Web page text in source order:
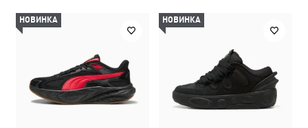
НОВИНКА НОВИНКА